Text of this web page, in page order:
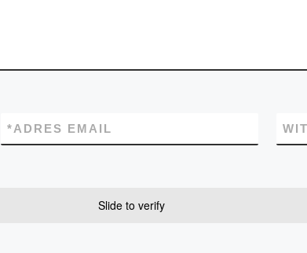
ADRES EMAIL
*
Slide to verify